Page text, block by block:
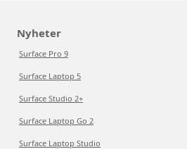
Nyheter
Surface Pro 9
Surface Laptop 5
Surface Studio 2+
Surface Laptop Go 2
Surface Laptop Studio